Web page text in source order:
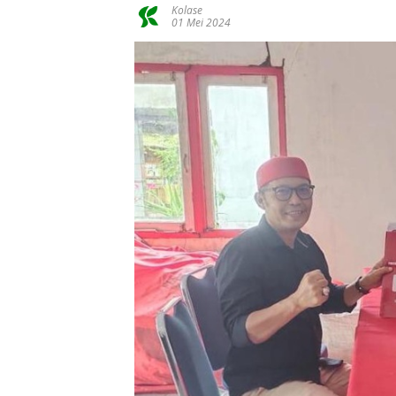
Kolase
01 Mei 2024